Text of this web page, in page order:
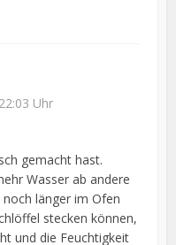
Uhr
gemacht hast.
Wasser ab andere
länger im Ofen
stecken können,
und die Feuchtigkeit